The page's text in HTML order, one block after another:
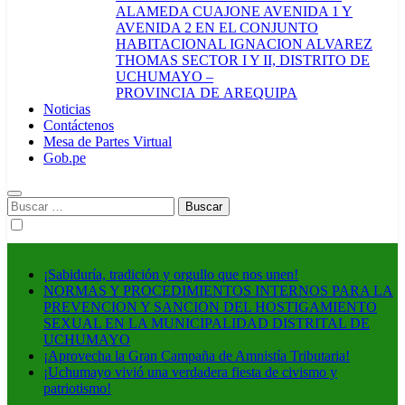
ALAMEDA CUAJONE AVENIDA 1 Y
AVENIDA 2 EN EL CONJUNTO
HABITACIONAL IGNACION ALVAREZ
THOMAS SECTOR I Y II, DISTRITO DE
UCHUMAYO –
PROVINCIA DE AREQUIPA
Noticias
Contáctenos
Mesa de Partes Virtual
Gob.pe
Buscar:
¡Sabiduría, tradición y orgullo que nos unen!
NORMAS Y PROCEDIMIENTOS INTERNOS PARA LA
PREVENCION Y SANCION DEL HOSTIGAMIENTO
SEXUAL EN LA MUNICIPALIDAD DISTRITAL DE
UCHUMAYO
¡Aprovecha la Gran Campaña de Amnistía Tributaria!
¡Uchumayo vivió una verdadera fiesta de civismo y
patriotismo!